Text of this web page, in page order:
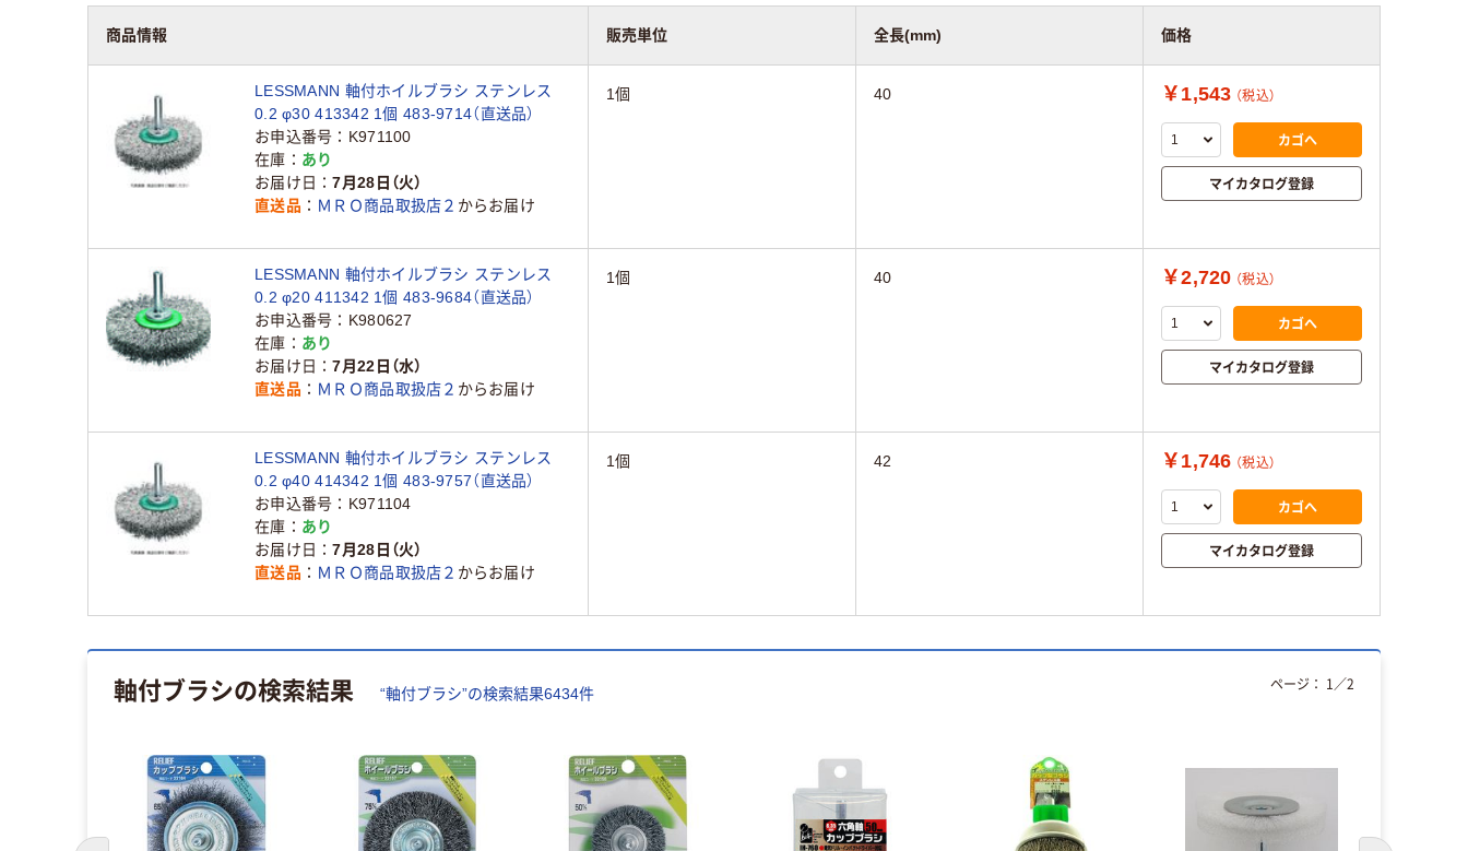
商品情報 販売単位 全長(mm) 価格
LESSMANN 軸付ホイルブラシ ステンレス
0.2 φ30 413342 1個 483-9714（直送品）
お申込番号
K971100
在庫
あり
お届け日
7月28日（火）
直送品
ＭＲＯ商品取扱店２ からお届け
1個 40 ￥1,543 （税込）
カゴへ
マイカタログ登録
LESSMANN 軸付ホイルブラシ ステンレス
0.2 φ20 411342 1個 483-9684（直送品）
お申込番号
K980627
在庫
あり
お届け日
7月22日（水）
直送品
ＭＲＯ商品取扱店２ からお届け
1個 40 ￥2,720 （税込）
カゴへ
マイカタログ登録
LESSMANN 軸付ホイルブラシ ステンレス
0.2 φ40 414342 1個 483-9757（直送品）
お申込番号
K971104
在庫
あり
お届け日
7月28日（火）
直送品
ＭＲＯ商品取扱店２ からお届け
1個 42 ￥1,746 （税込）
カゴへ
マイカタログ登録
軸付ブラシの検索結果 “軸付ブラシ”の検索結果6434件
ページ： 1 ／2